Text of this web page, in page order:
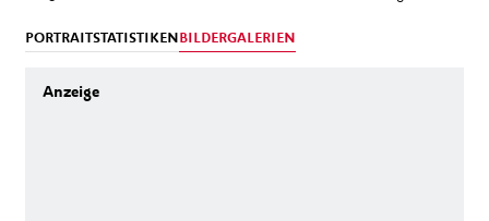
PORTRAITSTATISTIKENBILDERGALERIEN